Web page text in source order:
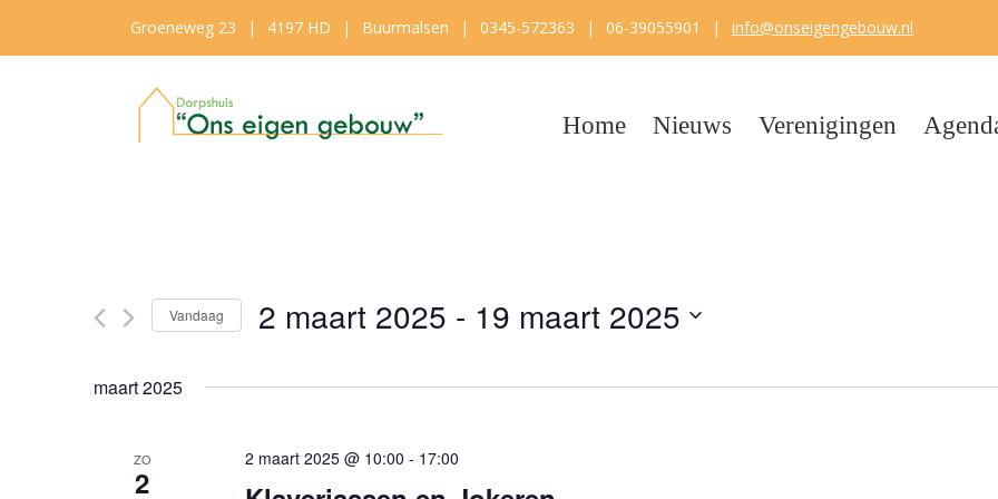
Groeneweg 23 | 4197 HD | Buurmalsen | 0345-572363 | 06-39055901 | info@onseigengebouw.nl
Home Nieuws Verenigingen
Vandaag 2 maart 2025 - 19 maart 2025
een
maart 2025
ZO
2
2 maart 2025 @ 10:00 - 17:00